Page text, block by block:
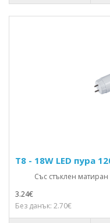
T8 - 18W LED пура
Със стъклен матиран
3.24€
Без данък: 2.70€